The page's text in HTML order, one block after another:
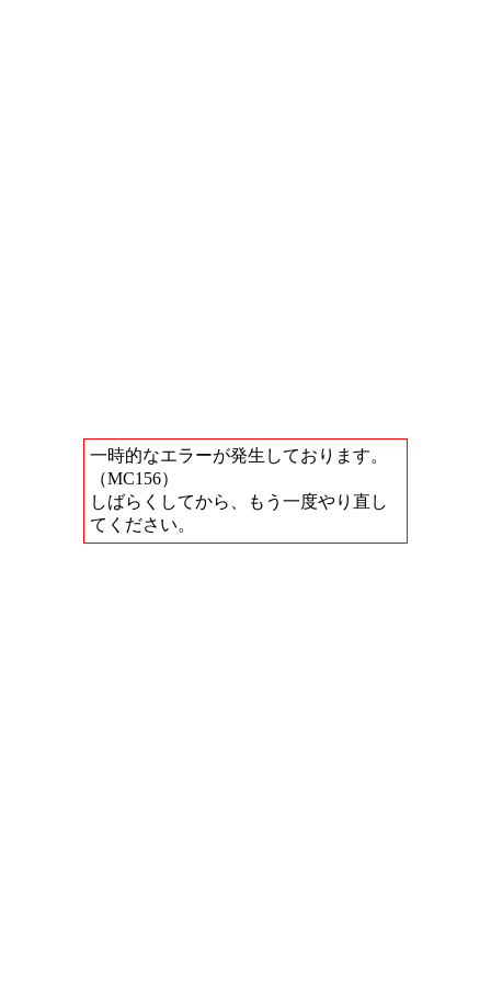
一時的なエラーが発生しております。
（MC156）
しばらくしてから、もう一度やり直し
てください。